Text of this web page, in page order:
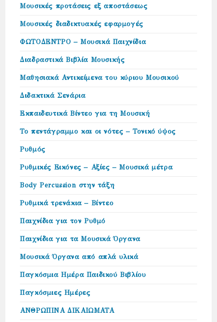
Μουσικές προτάσεις εξ αποστάσεως
Μουσικές διαδικτυακές εφαρμογές
ΦΩΤΟΔΕΝΤΡΟ – Μουσικά Παιχνίδια
Διαδραστικά Βιβλία Μουσικής
Μαθησιακά Αντικείμενα του κύριου Μουσικού
Διδακτικά Σενάρια
Εκπαιδευτικά Βίντεο για τη Μουσική
Το πεντάγραμμο και οι νότες – Τονικό ύψος
Ρυθμός
Ρυθμικές Εικόνες – Αξίες – Μουσικά μέτρα
Body Percussion στην τάξη
Ρυθμικά τρενάκια – Βίντεο
Παιχνίδια για τον Ρυθμό
Παιχνίδια για τα Μουσικά Όργανα
Μουσικά Όργανα από απλά υλικά
Παγκόσμια Ημέρα Παιδικού Βιβλίου
Παγκόσμιες Ημέρες
ΑΝΘΡΩΠΙΝΑ ΔΙΚΑΙΩΜΑΤΑ